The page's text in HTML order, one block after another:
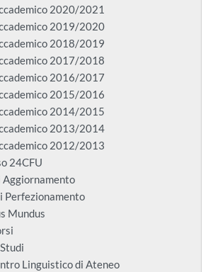
2020/2021
2019/2020
2018/2019
2017/2018
2016/2017
2015/2016
2014/2015
2013/2014
2012/2013
24CFU
Aggiornamento
Perfezionamento
Mundus
Linguistico di Ateneo